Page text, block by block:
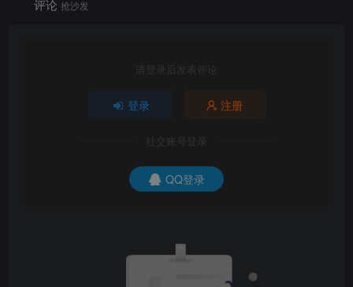
评论 抢沙发
请登录后发表评论
登录 注册
社交账号登录
QQ登录